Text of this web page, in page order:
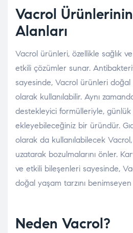
Vacrol
Alanları
Vacrol ürünleri, özellikle sağlık
etkili çözümler sunar.
sayesinde, Vacrol ürünleri
olarak kullanılabilir. Aynı
destekleyici formülleriyle, günlük
ekleyebileceğiniz bir üründür.
olarak da kullanılabilecek
uzatarak bozulmalarını önler.
ve etkili bileşenleri sayesinde,
doğal yaşam tarzını
Neden Vacrol?